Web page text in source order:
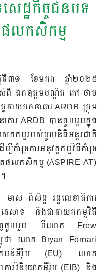
សេដ្ឋកិច្ចជនបទ
លកសិកម្ម
ទី៣១ ខែមករា ឆ្នាំ២០២៥
ស់ពី ឯកឧត្តមបណ្ឌិត កៅ ថាច
គនាយកធនាគារ ARDB ក្រុម
ាគារ ARDB បានចូលរួមក្នុង
ម្មរបស់មូលនិធិអន្តរជាតិ
គាំទ្រការអនុវត្តកម្មវិធីគាំទ្រ
ផលកសិកម្ម (ASPIRE-AT)
ាស ពិសិដ្ឋ រដ្ឋលេខាធិការ
េសាទ និងជានាយកកម្មវិធី
ើញចូលរួម ពីលោក Frew
ជា លោក Bryan Fornari
ៃសហគមន៍អឺរ៉ុប (EU) លោក
គារវិនិយោគអឺរ៉ុប (EIB) និង